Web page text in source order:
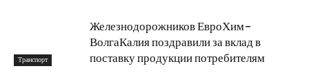
Транспорт
Железнодорожников ЕвроХим-
ВолгаКалия поздравили за вклад в
поставку продукции потребителям